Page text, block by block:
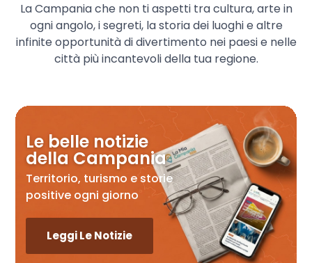
La Campania che non ti aspetti tra cultura, arte in
ogni angolo, i segreti, la storia dei luoghi e altre
infinite opportunità di divertimento nei paesi e nelle
città più incantevoli della tua regione.
Le belle notizie
della Campania
Territorio, turismo e storie
positive ogni giorno
Leggi Le Notizie